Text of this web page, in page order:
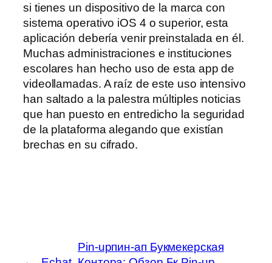
si tienes un dispositivo de la marca con
sistema operativo iOS 4 o superior, esta
aplicación debería venir preinstalada en él.
Muchas administraciones e instituciones
escolares han hecho uso de esta app de
videollamadas. A raíz de este uso intensivo
han saltado a la palestra múltiples noticias
que han puesto en entredicho la seguridad
de la plataforma alegando que existían
brechas en su cifrado.
Pin-upпин-ап Букмекерская